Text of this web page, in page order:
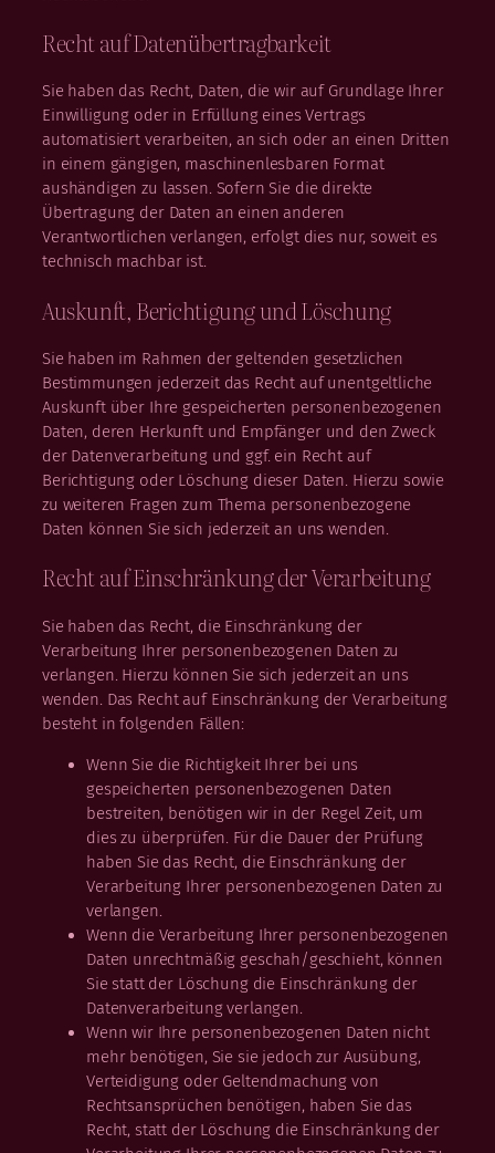
Recht auf Daten­übertrag­barkeit
Sie haben das Recht, Daten, die wir auf Grundlage Ihrer
Einwilligung oder in Erfüllung eines Vertrags
automatisiert verarbeiten, an sich oder an einen Dritten
in einem gängigen, maschinenlesbaren Format
aushändigen zu lassen. Sofern Sie die direkte
Übertragung der Daten an einen anderen
Verantwortlichen verlangen, erfolgt dies nur, soweit es
technisch machbar ist.
Auskunft, Berichtigung und Löschung
Sie haben im Rahmen der geltenden gesetzlichen
Bestimmungen jederzeit das Recht auf unentgeltliche
Auskunft über Ihre gespeicherten personenbezogenen
Daten, deren Herkunft und Empfänger und den Zweck
der Datenverarbeitung und ggf. ein Recht auf
Berichtigung oder Löschung dieser Daten. Hierzu sowie
zu weiteren Fragen zum Thema personenbezogene
Daten können Sie sich jederzeit an uns wenden.
Recht auf Einschränkung der Verarbeitung
Sie haben das Recht, die Einschränkung der
Verarbeitung Ihrer personenbezogenen Daten zu
verlangen. Hierzu können Sie sich jederzeit an uns
wenden. Das Recht auf Einschränkung der Verarbeitung
besteht in folgenden Fällen:
Wenn Sie die Richtigkeit Ihrer bei uns
gespeicherten personenbezogenen Daten
bestreiten, benötigen wir in der Regel Zeit, um
dies zu überprüfen. Für die Dauer der Prüfung
haben Sie das Recht, die Einschränkung der
Verarbeitung Ihrer personenbezogenen Daten zu
verlangen.
Wenn die Verarbeitung Ihrer personenbezogenen
Daten unrechtmäßig geschah/geschieht, können
Sie statt der Löschung die Einschränkung der
Datenverarbeitung verlangen.
Wenn wir Ihre personenbezogenen Daten nicht
mehr benötigen, Sie sie jedoch zur Ausübung,
Verteidigung oder Geltendmachung von
Rechtsansprüchen benötigen, haben Sie das
Recht, statt der Löschung die Einschränkung der